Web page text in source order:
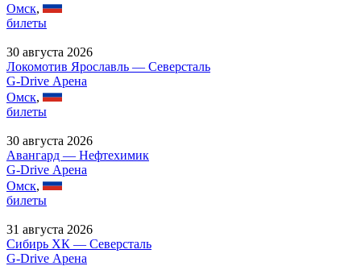
Омск,
билеты
30 августа 2026
Локомотив Ярославль — Северсталь
G-Drive Арена
Омск,
билеты
30 августа 2026
Авангард — Нефтехимик
G-Drive Арена
Омск,
билеты
31 августа 2026
Сибирь ХК — Северсталь
G-Drive Арена